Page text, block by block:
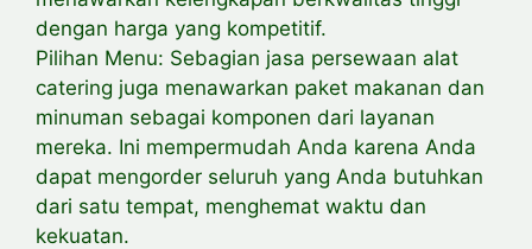
dengan harga yang kompetitif.
Pilihan Menu: Sebagian jasa persewaan alat
catering juga menawarkan paket makanan dan
minuman sebagai komponen dari layanan
mereka. Ini mempermudah Anda karena Anda
dapat mengorder seluruh yang Anda butuhkan
dari satu tempat, menghemat waktu dan
kekuatan.